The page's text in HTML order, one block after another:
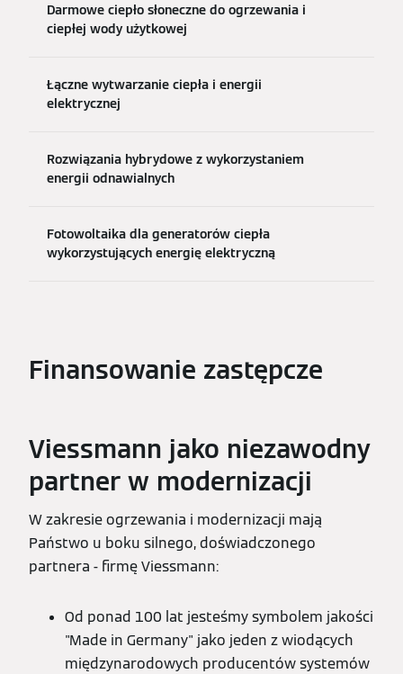
Darmowe ciepło słoneczne do ogrzewania i
ciepłej wody użytkowej
Łączne wytwarzanie ciepła i energii
elektrycznej
Rozwiązania hybrydowe z wykorzystaniem
energii odnawialnych
Fotowoltaika dla generatorów ciepła
wykorzystujących energię elektryczną
Finansowanie zastępcze
Viessmann jako niezawodny
partner w modernizacji
W zakresie ogrzewania i modernizacji mają
Państwo u boku silnego, doświadczonego
partnera - firmę Viessmann:
Od ponad 100 lat jesteśmy symbolem jakości
"Made in Germany" jako jeden z wiodących
międzynarodowych producentów systemów